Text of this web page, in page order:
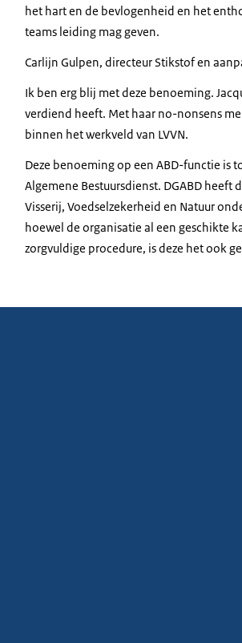
het hart en de bevlogenheid en het
teams leiding mag geven.
Carlijn Gulpen, directeur Stikstof en
Ik ben erg blij met deze benoeming.
verdiend heeft. Met haar no-nonsens
binnen het werkveld van LVVN.
Deze benoeming op een ABD-functie is
Algemene Bestuursdienst. DGABD
Visserij, Voedselzekerheid en Natuur
hoewel de organisatie al een geschikte
zorgvuldige procedure, is deze het ook